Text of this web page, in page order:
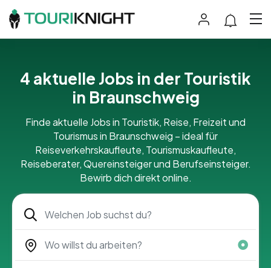
4 aktuelle Jobs in der Touristik
in Braunschweig
Finde aktuelle Jobs in Touristik, Reise, Freizeit und
Tourismus in Braunschweig – ideal für
Reiseverkehrskaufleute, Tourismuskaufleute,
Reiseberater, Quereinsteiger und Berufseinsteiger.
Bewirb dich direkt online.